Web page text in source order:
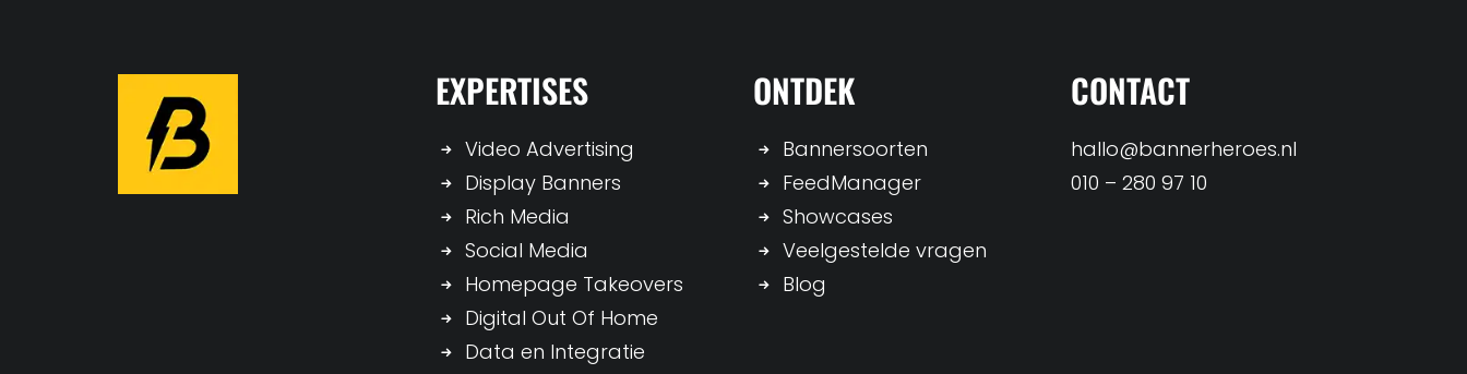
EXPERTISES
Video Advertising
Display Banners
Rich Media
Social Media
Homepage Takeovers
Digital Out Of Home
Data en Integratie
ONTDEK
Bannersoorten
FeedManager
Showcases
Veelgestelde vragen
Blog
CONTACT
hallo@bannerheroes.nl
010 – 280 97 10